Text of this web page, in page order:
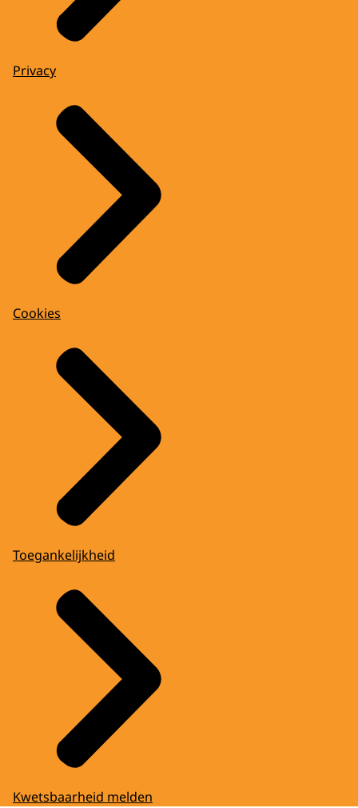
Privacy
Cookies
Toegankelijkheid
Kwetsbaarheid melden